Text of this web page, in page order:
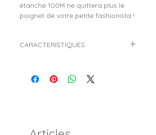
étanche 100M ne quittera plus le
poignet de votre petite fashionista !
CARACTERISTIQUES
38-205-004
Genre :
Fille